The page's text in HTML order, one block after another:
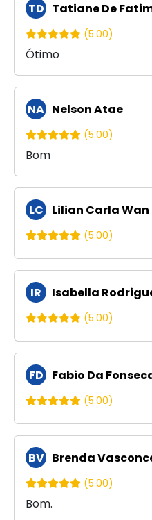
TD Tatiane De
(5.00)
Ótimo
NA Nelson Atae
(5.00)
Bom
LC Lilian Carla Wan
(5.00)
IR Isabella
(5.00)
FD Fabio Da
(5.00)
BV Brenda
(5.00)
Bom.